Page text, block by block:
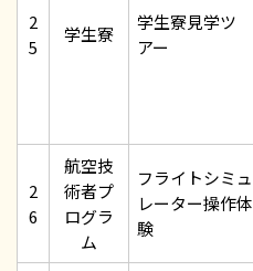
2
5
学生寮
学生寮見学ツ
アー
2
6
航空技
術者プ
ログラ
ム
フライトシミュ
レーター操作体
験